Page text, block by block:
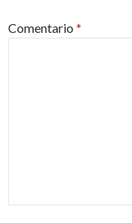
Comentario *